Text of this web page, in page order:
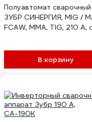
Полуавтомат сварочный
ЗУБР СИНЕРГИЯ, MIG /
FCAW, MMA, TIG, 210 А,
В корзину